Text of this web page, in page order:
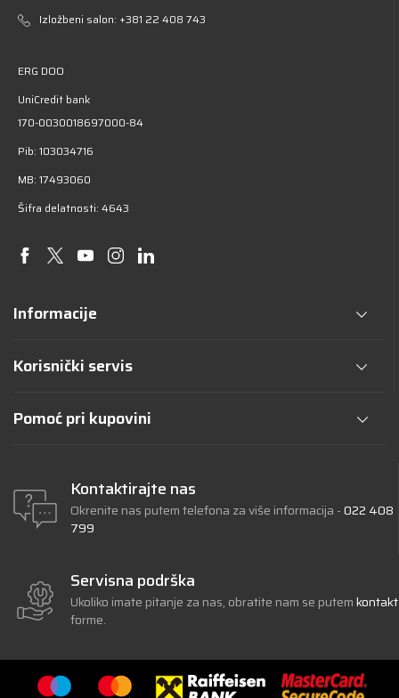
Izložbeni salon: +381 22 408 743
ERG DOO
UniCredit bank
170-0030018697000-84
Pib: 103034716
MB: 17493060
Šifra delatnosti: 4643
Informacije
Korisnički servis
Pomoć pri kupovini
Kontaktirajte nas
Okrenite nas putem telefona za više informacija -022 408
799
Servisna podrška
Ukoliko imate pitanje za nas, obratite nam se putemkontakt
forme.